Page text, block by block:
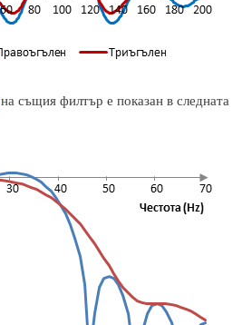
на същия филтър е показан в следната